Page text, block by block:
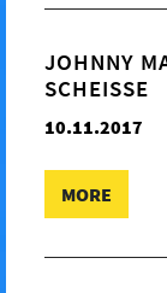
JOHNNY
SCHEISSE
10.11.2017
MORE